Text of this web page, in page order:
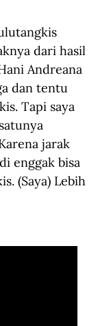
dari hasil
Andreana
dan tentu
Tapi saya
jarak
enggak bisa
(Saya) Lebih